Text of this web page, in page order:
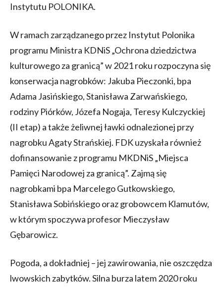
Instytutu POLONIKA.
W ramach zarządzanego przez Instytut Polonika
programu Ministra KDNiS „Ochrona dziedzictwa
kulturowego za granicą” w 2021 roku rozpoczyna się
konserwacja nagrobków: Jakuba Pieczonki, bpa
Adama Jasińskiego, Stanisława Zarwańskiego,
rodziny Piórków, Józefa Nogaja, Teresy Kulczyckiej
(II etap) a także żeliwnej ławki odnalezionej przy
nagrobku Agaty Strańskiej. FDK uzyskała również
dofinansowanie z programu MKDNiS „Miejsca
Pamięci Narodowej za granicą”. Zajmą się
nagrobkami bpa Marcelego Gutkowskiego,
Stanisława Sobińskiego oraz grobowcem Klamutów,
w którym spoczywa profesor Mieczysław
Gębarowicz.
Pogoda, a dokładniej – jej zawirowania, nie oszczędza
lwowskich zabytków. Silna burza latem 2020 roku